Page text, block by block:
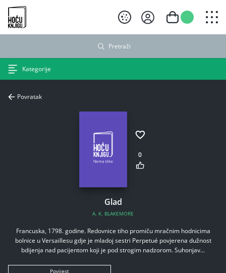
Hoću knjigu crni logo
Pretraži
Kategorije
Povratak
0
Glad
A. K. BLAKEMORE
Francuska, 1798. godine. Redovnice tiho promiču mračnim hodnicima
bolnice u Versaillesu gdje je mladoj sestri Perpetué povjerena dužnost
bdijenja nad pacijentom koji je pod strogim nadzorom. Suhonjav...
Povijest